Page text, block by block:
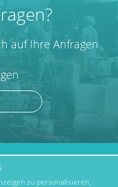
auf Ihre Anfragen
bei Marktcom
zu personalisieren,